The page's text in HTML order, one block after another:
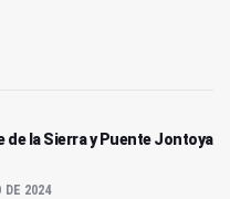
de la Sierra y Puente Jontoya
DE 2024